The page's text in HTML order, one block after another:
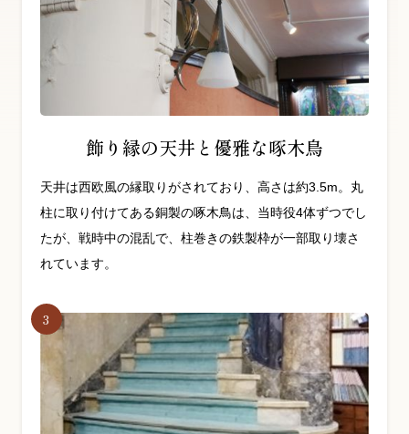
飾り縁の天井と優雅な啄木鳥
天井は西欧風の縁取りがされており、高さは約3.5m。丸
柱に取り付けてある銅製の啄木鳥は、当時役4体ずつでし
たが、戦時中の混乱で、柱巻きの鉄製枠が一部取り壊さ
れています。